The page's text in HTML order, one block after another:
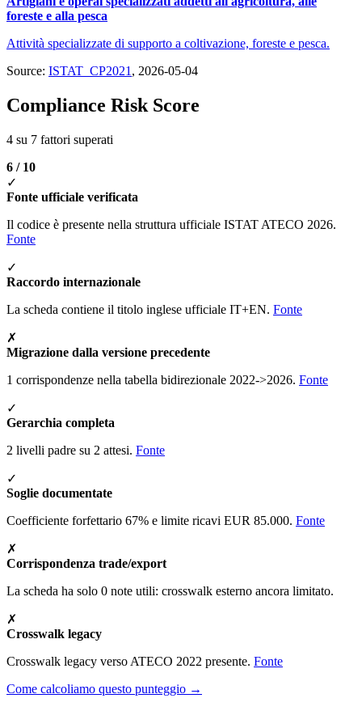
foreste e alla pesca
Attività specializzate di supporto a coltivazione, foreste e pesca.
Source: ISTAT_CP2021 , 2026-05-04
Compliance Risk Score
4 su 7 fattori superati
6 / 10
✓
Fonte ufficiale verificata
Il codice è presente nella struttura ufficiale ISTAT ATECO 2026.
Fonte
✓
Raccordo internazionale
La scheda contiene il titolo inglese ufficiale IT+EN. Fonte
✗
Migrazione dalla versione precedente
1 corrispondenze nella tabella bidirezionale 2022->2026. Fonte
✓
Gerarchia completa
2 livelli padre su 2 attesi. Fonte
✓
Soglie documentate
Coefficiente forfettario 67% e limite ricavi EUR 85.000. Fonte
✗
Corrispondenza trade/export
La scheda ha solo 0 note utili: crosswalk esterno ancora limitato.
✗
Crosswalk legacy
Crosswalk legacy verso ATECO 2022 presente. Fonte
Come calcoliamo questo punteggio →